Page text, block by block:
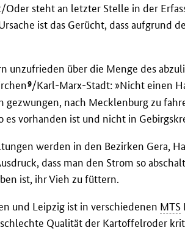
steht an letzter Stelle in der
ist das Gerücht, dass aufgrund
unzufrieden über die Menge des
9/Karl-Marx-Stadt: »Nicht einen
nach Mecklenburg zu
es vorhanden ist und nicht in
werden in den Bezirken Gera,
dass man den Strom so
ist, ihr Vieh zu füttern.
und Leipzig ist in verschiedenen MTS
Qualität der Kartoffelroder